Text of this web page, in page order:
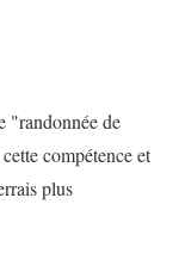
"randonnée de
compétence et
plus